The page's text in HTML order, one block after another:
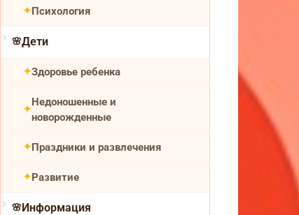
Психология
Дети
Здоровье ребенка
Недоношенные и
новорожденные
Праздники и развлечения
Развитие
Информация